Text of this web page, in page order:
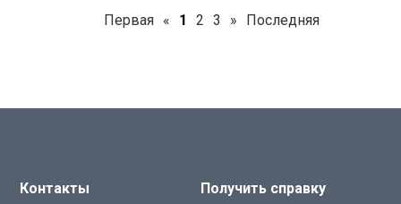
Первая « 1 2 3 » Последняя
Контакты Получить справку